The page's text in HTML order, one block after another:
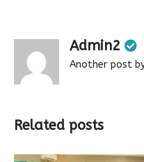
Admin2
Another post
Related posts